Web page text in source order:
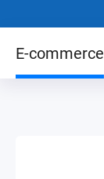
E-commerce